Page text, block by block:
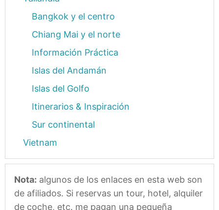
Bangkok y el centro
Chiang Mai y el norte
Información Práctica
Islas del Andamán
Islas del Golfo
Itinerarios & Inspiración
Sur continental
Vietnam
Nota: algunos de los enlaces en esta web son
de afiliados. Si reservas un tour, hotel, alquiler
de coche, etc. me pagan una pequeña